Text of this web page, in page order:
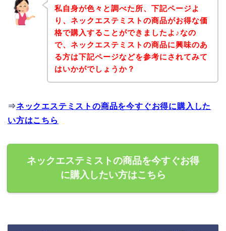
私自身が色々と調べた所、下記ページよ
り、ネックエステミストの商品がお得な価
格で購入することができましたよ♪なの
で、ネックエステミストの商品に興味のあ
る方は下記ページなどを参考にされてみて
はいかがでしょうか？
⇒ネックエステミストの商品を今すぐお得に購入した
い方はこちら
ネックエステミストの商品を今すぐお得
に購入したい方はこちら